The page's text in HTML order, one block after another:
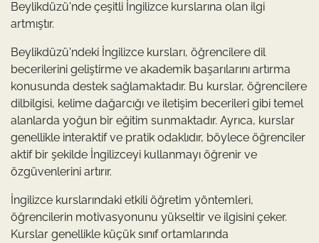
Beylikdüzü'nde çeşitli İngilizce kurslarına olan ilgi
artmıştır.
Beylikdüzü'ndeki İngilizce kursları, öğrencilere dil
becerilerini geliştirme ve akademik başarılarını artırma
konusunda destek sağlamaktadır. Bu kurslar, öğrencilere
dilbilgisi, kelime dağarcığı ve iletişim becerileri gibi temel
alanlarda yoğun bir eğitim sunmaktadır. Ayrıca, kurslar
genellikle interaktif ve pratik odaklıdır, böylece öğrenciler
aktif bir şekilde İngilizceyi kullanmayı öğrenir ve
özgüvenlerini artırır.
İngilizce kurslarındaki etkili öğretim yöntemleri,
öğrencilerin motivasyonunu yükseltir ve ilgisini çeker.
Kurslar genellikle küçük sınıf ortamlarında